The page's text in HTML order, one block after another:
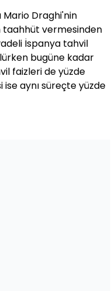
Mario Draghi'nin
taahhüt vermesinden
İspanya tahvil
bugüne kadar
faizleri de yüzde
ise aynı süreçte yüzde